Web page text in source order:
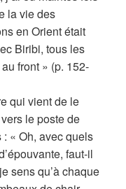
la vie des
en Orient était
Biribi, tous les
front » (p. 152-
qui vient de le
le poste de
: « Oh, avec quels
faut-il
sens qu’à chaque